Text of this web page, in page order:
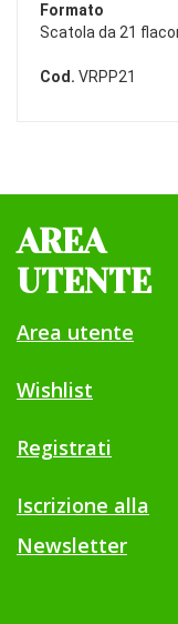
Formato
Scatola da 21
Cod. VRPP21
AREA
UTENTE
Area utente
Wishlist
Registrati
Iscrizione alla
Newsletter